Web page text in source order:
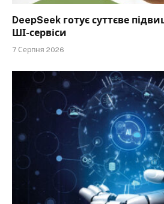
DeepSeek готує суттєве
ШІ-сервіси
7 Серпня 2026